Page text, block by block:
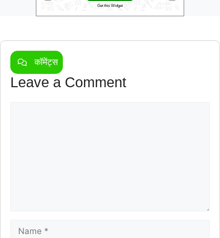
Get this Widget
कॉमेंट्स
Leave a Comment